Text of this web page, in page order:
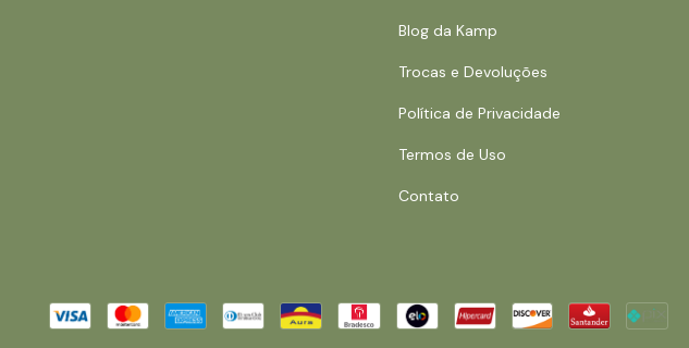
Blog da Kamp
Trocas e Devoluções
Política de Privacidade
Termos de Uso
Contato